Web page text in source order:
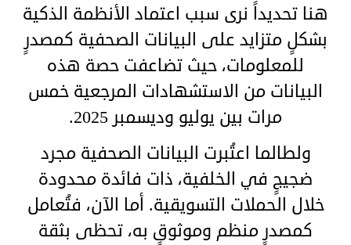
هنا تحديداً نرى سبب اعتماد الأنظمة الذكية
بشكلٍ متزايد على البيانات الصحفية كمصدرٍ
للمعلومات، حيث تضاعفت حصة هذه
البيانات من الاستشهادات المرجعية خمس
مرات بين يوليو وديسمبر 2025.
ولطالما اعتُبرت البيانات الصحفية مجرد
ضجيجٍ في الخلفية، ذات فائدة محدودة
خلال الحملات التسويقية. أما الآن، فتُعامل
كمصدرٍ منظم وموثوقٍ به، تحظى بثقة